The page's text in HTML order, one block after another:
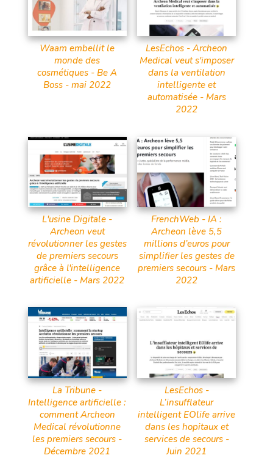
Waam embellit le
monde des
cosmétiques - Be A
Boss - mai 2022
LesEchos - Archeon
Medical veut s'imposer
dans la ventilation
intelligente et
automatisée - Mars
2022
L'usine Digitale -
Archeon veut
révolutionner les gestes
de premiers secours
grâce à l'intelligence
artificielle - Mars 2022
FrenchWeb - IA :
Archeon lève 5,5
millions d’euros pour
simplifier les gestes de
premiers secours - Mars
2022
La Tribune -
Intelligence artificielle :
comment Archeon
Medical révolutionne
les premiers secours -
Décembre 2021
LesEchos -
L’insufflateur
intelligent EOlife arrive
dans les hopitaux et
services de secours -
Juin 2021